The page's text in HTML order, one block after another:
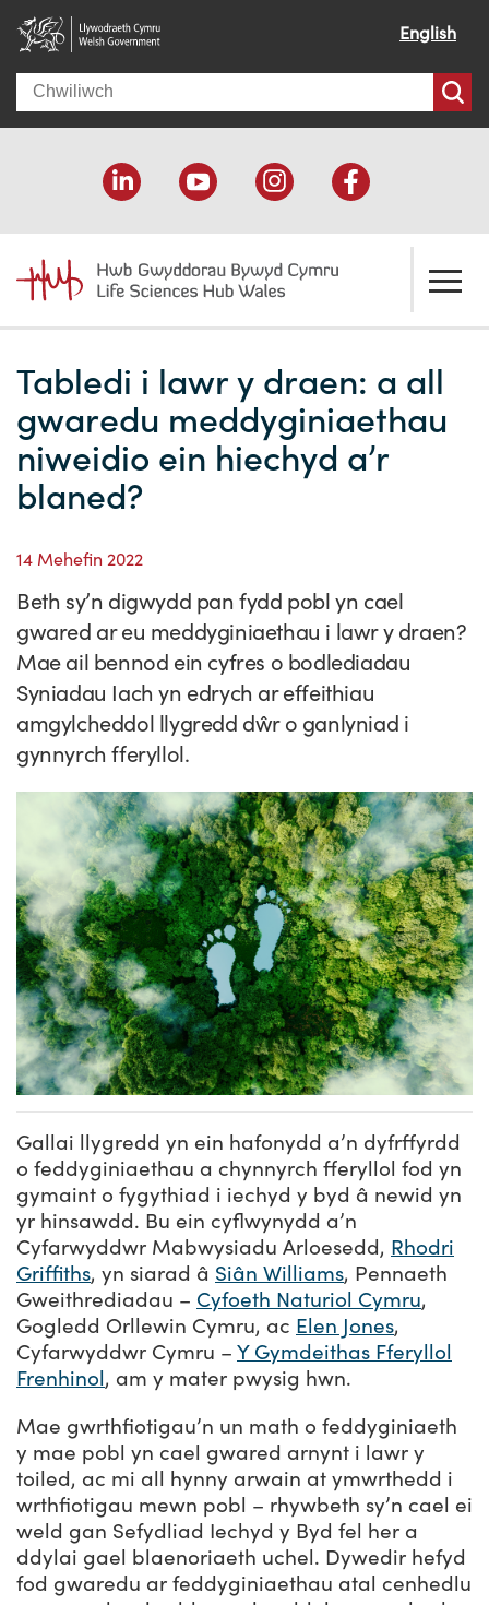
English
Search
Croeso
Ein effaith
Ein pobl
Tystebau
Ymuno â'n tîm
Ein cymorth
Datblygu economaidd
Cefnogaeth cyllido
Partneriaethau
Adnoddau
Cyfeiriadur Cyllido
Cylchlythyrau sector
Adroddiadau ar Wybodaeth y Sector
Straeon Llwydiant
Astudiaethau Achos Ysgrifenedig
Fideos Astudiaethau Achos
Ein cylchlythyr
Cyflwyno astudiaeth achos
Cyflwyno stori newyddion
Newyddion
Blogiau
Tabledi i lawr y draen: a all
gwaredu meddyginiaethau
niweidio ein hiechyd a’r
blaned?
14 Mehefin 2022
Beth sy’n digwydd pan fydd pobl yn cael
gwared ar eu meddyginiaethau i lawr y draen?
Mae ail bennod ein cyfres o bodlediadau
Syniadau Iach yn edrych ar effeithiau
amgylcheddol llygredd dŵr o ganlyniad i
gynnyrch fferyllol.
Gallai llygredd yn ein hafonydd a’n dyfrffyrdd
o feddyginiaethau a chynnyrch fferyllol fod yn
gymaint o fygythiad i iechyd y byd â newid yn
yr hinsawdd. Bu ein cyflwynydd a’n
Cyfarwyddwr Mabwysiadu Arloesedd, Rhodri
Griffiths, yn siarad â Siân Williams, Pennaeth
Gweithrediadau – Cyfoeth Naturiol Cymru,
Gogledd Orllewin Cymru, ac Elen Jones,
Cyfarwyddwr Cymru – Y Gymdeithas Fferyllol
Frenhinol, am y mater pwysig hwn.
Mae gwrthfiotigau’n un math o feddyginiaeth
y mae pobl yn cael gwared arnynt i lawr y
toiled, ac mi all hynny arwain at ymwrthedd i
wrthfiotigau mewn pobl – rhywbeth sy’n cael ei
weld gan Sefydliad Iechyd y Byd fel her a
ddylai gael blaenoriaeth uchel. Dywedir hefyd
fod gwaredu ar feddyginiaethau atal cenhedlu